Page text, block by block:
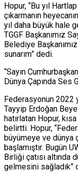
Hopur, “Bu yıl
çıkarmanın
yıl daha büyük hale
TGGF Başkanımız
Belediye
sunarım” dedi.
“Sayın
Dünya Çapında Ses
Federasyonun 2022
Tayyip Erdoğan
hatırlatan Hopur,
belirtti. Hopur,
büyümeye ve dünya
başlamıştır. Bugün
Birliği çatısı altında
gelmesini sağladık”